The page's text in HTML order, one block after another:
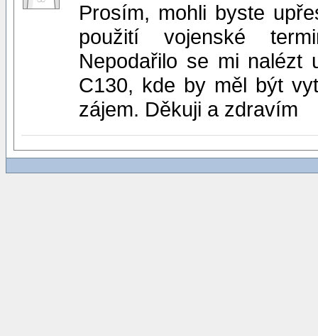
Prosím, mohli byste
použití vojenské
Nepodařilo se mi nalézt
C130, kde by měl být
zájem. Děkuji a zdravím